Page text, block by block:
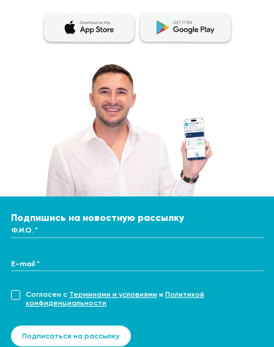
Подпишись на новостную рассылку
Ф.И.О. *
E-mail *
Согласен с Терминами и условиями и Политикой
конфиденциальности
Подписаться на рассылку